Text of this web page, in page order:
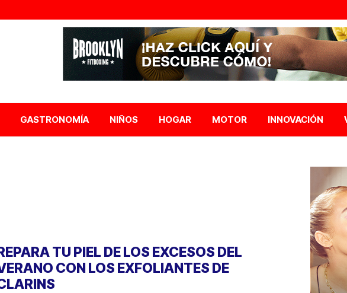
GASTRONOMÍA NIÑOS HOGAR MOTOR INNOVACIÓN
TU PIEL DE LOS EXCESOS DEL
CON LOS EXFOLIANTES DE